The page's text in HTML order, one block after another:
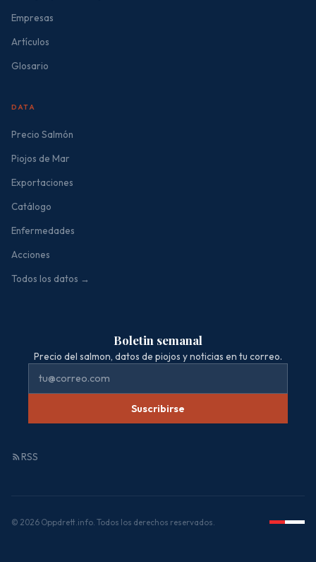
Empresas
Artículos
Glosario
DATA
Precio Salmón
Piojos de Mar
Exportaciones
Catálogo
Enfermedades
Acciones
Todos los datos →
Boletin semanal
Precio del salmon, datos de piojos y noticias en tu correo.
Suscribirse
RSS
© 2026 Oppdrett.info. Todos los derechos reservados.